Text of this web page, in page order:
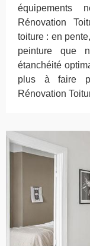
équipements
Rénovation
toiture : en
peinture que
étanchéité
plus à faire
Rénovation